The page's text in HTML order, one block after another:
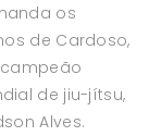
os
de Cardoso,
de jiu-jítsu,
Alves.